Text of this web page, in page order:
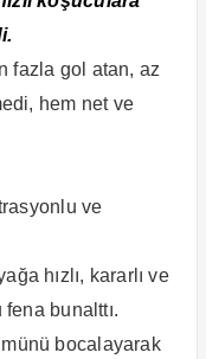
fazla gol atan, az
hem net ve
ve
hızlı, kararlı ve
bunalttı.
bocalayarak